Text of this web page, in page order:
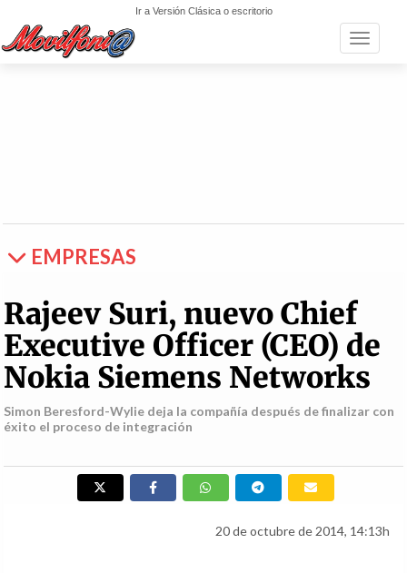
Ir a Versión Clásica o escritorio
Toggle
EMPRESAS
Rajeev Suri, nuevo Chief
Executive Officer (CEO) de
Nokia Siemens Networks
Simon Beresford-Wylie deja la compañía después de finalizar con
éxito el proceso de integración
20 de octubre de 2014, 14:13h